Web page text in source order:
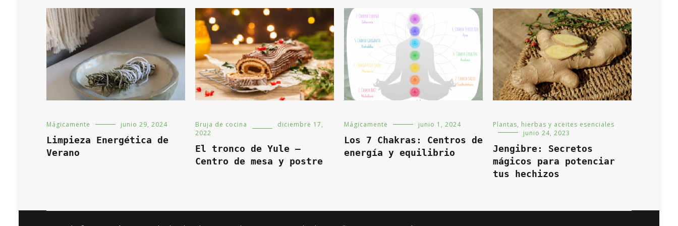
Mágicamente junio 29, 2024
Limpieza Energética de
Verano
Bruja de cocina
diciembre 17,
2022
El tronco de Yule –
Centro de mesa y postre
Mágicamente junio 1, 2024
Los 7 Chakras: Centros de
energía y equilibrio
Plantas, hierbas y aceites esenciales
junio 24, 2023
Jengibre: Secretos
mágicos para potenciar
tus hechizos